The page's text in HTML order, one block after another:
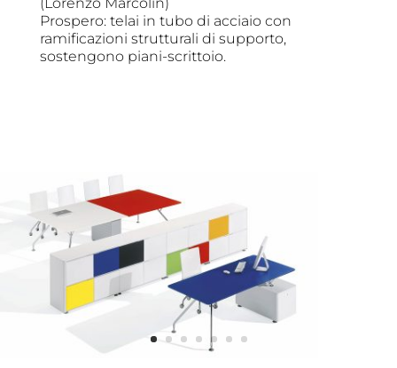
Prospero: telai in tubo di acciaio con
ramificazioni strutturali di supporto,
sostengono piani-scrittoio.